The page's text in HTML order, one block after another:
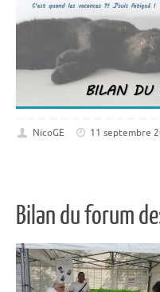
NicoGE 11 septembre
Bilan du forum